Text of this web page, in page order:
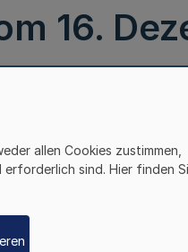
16.
e. V.“ und
allen Cookies zustimmen,
sind. Hier finden